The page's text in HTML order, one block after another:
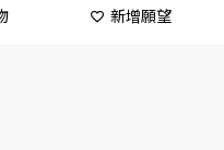
新增願望